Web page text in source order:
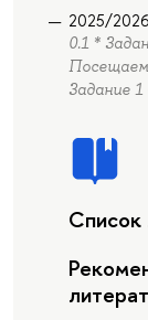
2025/
0.1 *
Задание
Список